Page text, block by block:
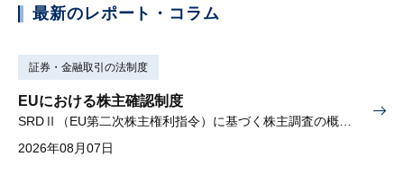
最新のレポート・コラム
証券・金融取引の法制度
EUにおける株主確認制度
SRDⅡ（EU第二次株主権利指令）に基づく株主調査の概要と課題
2026年08月07日